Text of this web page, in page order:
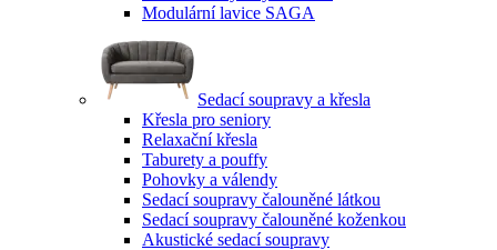
Modulární lavice SAGA
Sedací soupravy a křesla
Křesla pro seniory
Relaxační křesla
Taburety a pouffy
Pohovky a válendy
Sedací soupravy čalouněné látkou
Sedací soupravy čalouněné koženkou
Akustické sedací soupravy